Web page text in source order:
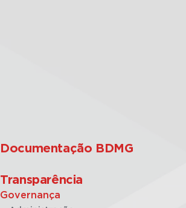
Documentação BDMG
Transparência
Governança